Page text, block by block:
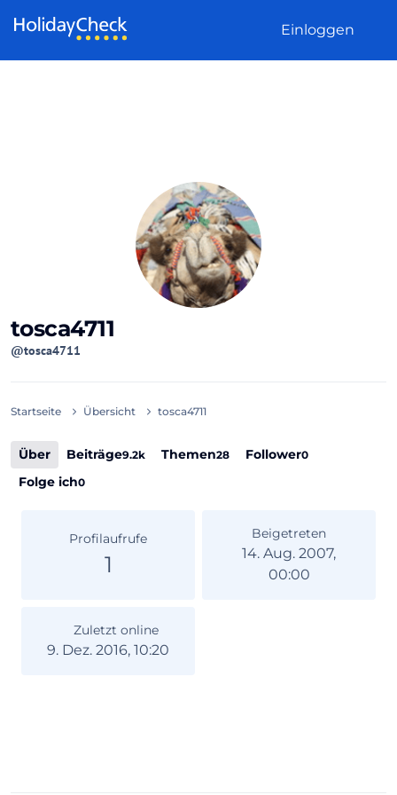
Einloggen
tosca4711
@tosca4711
Startseite Übersicht tosca4711
Über Beiträge9.2k Themen28 Follower0
Folge ich0
Profilaufrufe
1
Beigetreten
14. Aug. 2007,
00:00
Zuletzt online
9. Dez. 2016, 10:20